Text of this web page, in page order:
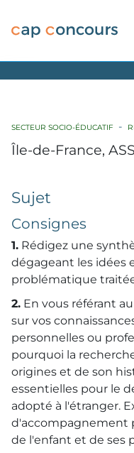
SECTEUR SOCIO-ÉDUCATIF
Île-de-France,
Sujet
Consignes
1. Rédigez une
dégageant les idées
problématique
2. En vous référant
sur vos
personnelles ou
pourquoi la
origines et de son
essentielles pour le
adopté à l'étranger.
d'accompagnement
de l'enfant et de ses